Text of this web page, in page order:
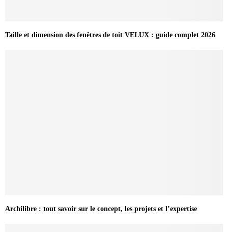
Taille et dimension des fenêtres de toit VELUX : guide complet 2026
Archilibre : tout savoir sur le concept, les projets et l’expertise